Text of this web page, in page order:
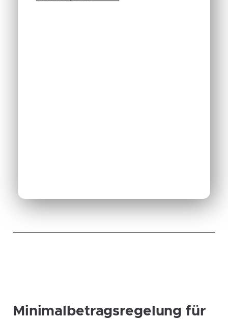
Minimalbetragsregelung für